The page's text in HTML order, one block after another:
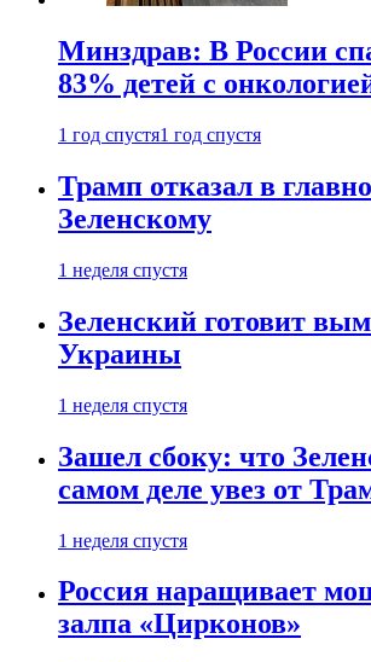
Минздрав: В России
83% детей с
1 год спустя1 год спустя
Трамп отказал в
Зеленскому
1 неделя спустя
Зеленский готовит
Украины
1 неделя спустя
Зашел сбоку: что
самом деле увез от
1 неделя спустя
Россия наращивает
залпа «Цирконов»